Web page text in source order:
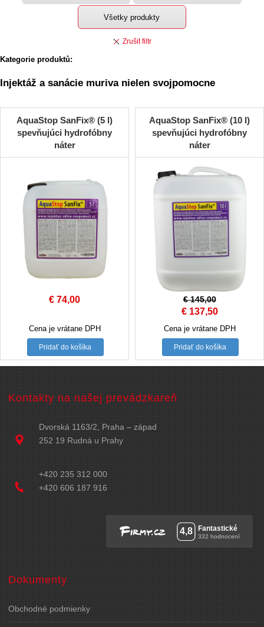
Všetky produkty
Kategorie produktů:
Injektáž a sanácie muriva nielen svojpomocne
AquaStop SanFix® (5 l)
spevňujúci hydrofóbny
náter
€ 74,00
Cena je vrátane DPH
Pridať do košíka
AquaStop SanFix® (10 l)
spevňujúci hydrofóbny
náter
€145,00
Original
price
was:
€ 145,00.
€137,50Current
price
is:
€ 137,50.
Cena je vrátane DPH
Pridať do košíka
Kontakty na našej prevádzkareň
Dvorská 1163/2, Praha – západ
252 19 Rudná u Prahy
+420 235 312 000
+420 606 187 916
Dokumenty
Obchodné podmienky